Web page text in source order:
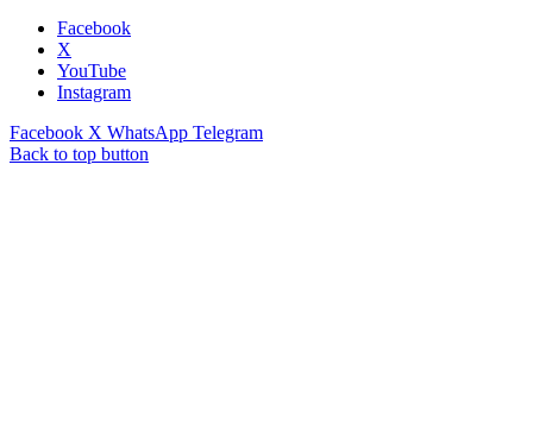
Facebook
X
YouTube
Instagram
Facebook X WhatsApp Telegram
Back to top button